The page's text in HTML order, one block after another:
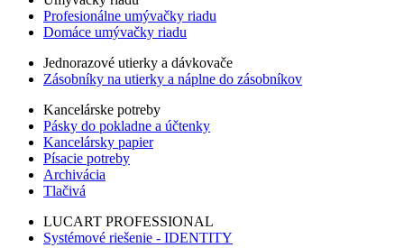
Profesionálne umývačky riadu
Domáce umývačky riadu
Jednorazové utierky a dávkovače
Zásobníky na utierky a náplne do zásobníkov
Kancelárske potreby
Pásky do pokladne a účtenky
Kancelársky papier
Písacie potreby
Archivácia
Tlačivá
LUCART PROFESSIONAL
Systémové riešenie - IDENTITY